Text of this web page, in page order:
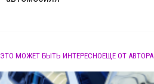
ЭТО МОЖЕТ БЫТЬ ИНТЕРЕСНОЕЩЕ ОТ АВТОРА